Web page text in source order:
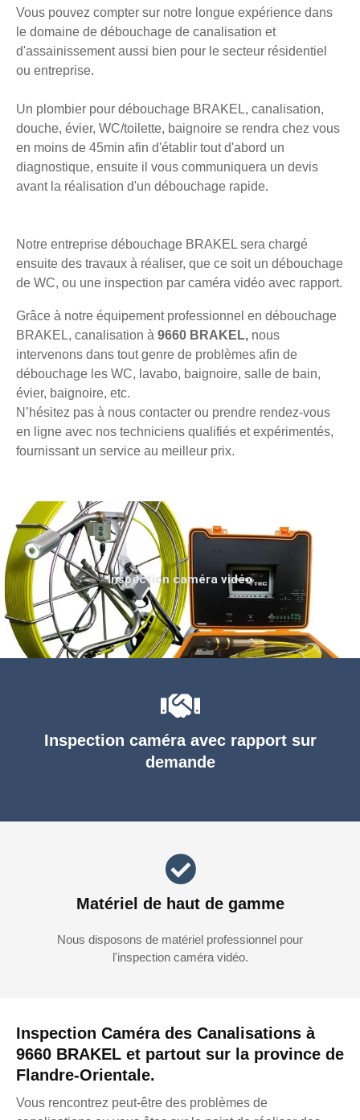
Vous pouvez compter sur notre longue expérience dans
le domaine de débouchage de canalisation et
d'assainissement aussi bien pour le secteur résidentiel
ou entreprise.
Un plombier pour débouchage BRAKEL, canalisation,
douche, évier, WC/toilette, baignoire se rendra chez vous
en moins de 45min afin d'établir tout d'abord un
diagnostique, ensuite il vous communiquera un devis
avant la réalisation d'un débouchage rapide.
Notre entreprise débouchage BRAKEL sera chargé
ensuite des travaux à réaliser, que ce soit un débouchage
de WC, ou une inspection par caméra vidéo avec rapport.
Grâce à notre équipement professionnel en débouchage
BRAKEL, canalisation à 9660 BRAKEL, nous
intervenons dans tout genre de problèmes afin de
débouchage les WC, lavabo, baignoire, salle de bain,
évier, baignoire, etc.
N’hésitez pas à nous contacter ou prendre rendez-vous
en ligne avec nos techniciens qualifiés et expérimentés,
fournissant un service au meilleur prix.
Inspection Caméra des Canalisations à
9660 BRAKEL et partout sur la province de
Flandre-Orientale.
Vous rencontrez peut-être des problèmes de
Inspection caméra avec rapport sur
demande
Matériel de haut de gamme
Nous disposons de matériel professionnel pour
l'inspection caméra vidéo.
Inspection caméra vidéo